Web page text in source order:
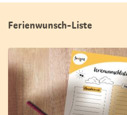
Ferienwunsch-Liste